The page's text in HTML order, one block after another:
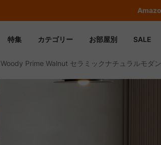
特集 カテゴリー お部屋別 SALE
Woody Prime Walnut セラミックナチュラルモダ